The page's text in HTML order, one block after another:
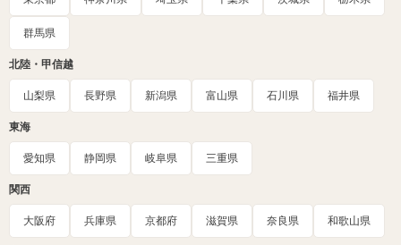
群馬県
北陸・甲信越
山梨県 長野県 新潟県 富山県 石川県 福井県
東海
愛知県 静岡県 岐阜県 三重県
関西
大阪府 兵庫県 京都府 滋賀県 奈良県 和歌山県